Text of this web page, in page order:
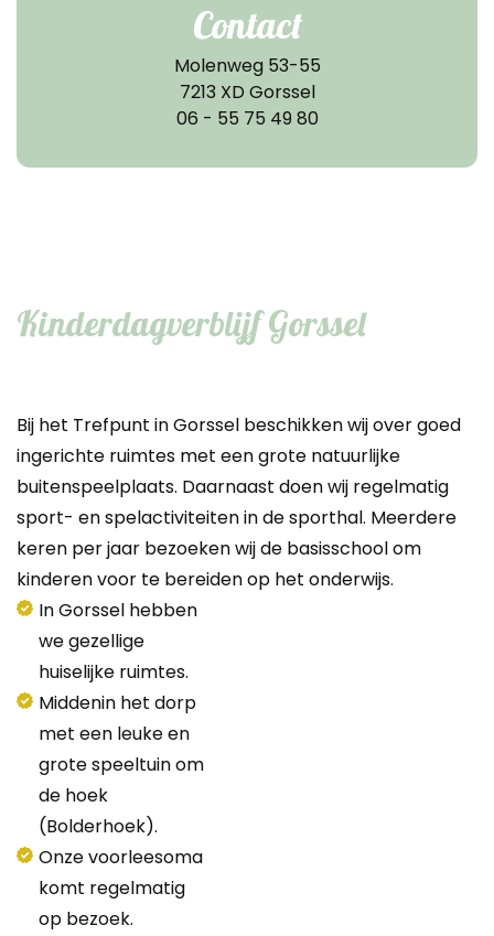
Contact
Molenweg 53-55
7213 XD Gorssel
06 - 55 75 49 80
Kinderdagverblijf Gorssel
Bij het Trefpunt in Gorssel beschikken wij over goed
ingerichte ruimtes met een grote natuurlijke
buitenspeelplaats. Daarnaast doen wij regelmatig
sport- en spelactiviteiten in de sporthal. Meerdere
keren per jaar bezoeken wij de basisschool om
kinderen voor te bereiden op het onderwijs.
In Gorssel hebben
we gezellige
huiselijke ruimtes.
Middenin het dorp
met een leuke en
grote speeltuin om
de hoek
(Bolderhoek).
Onze voorleesoma
komt regelmatig
op bezoek.